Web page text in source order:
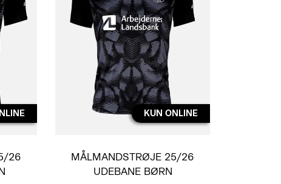
26
KUN ONLINE
MÅLMANDSTRØJE 25/26
UDEBANE BØRN